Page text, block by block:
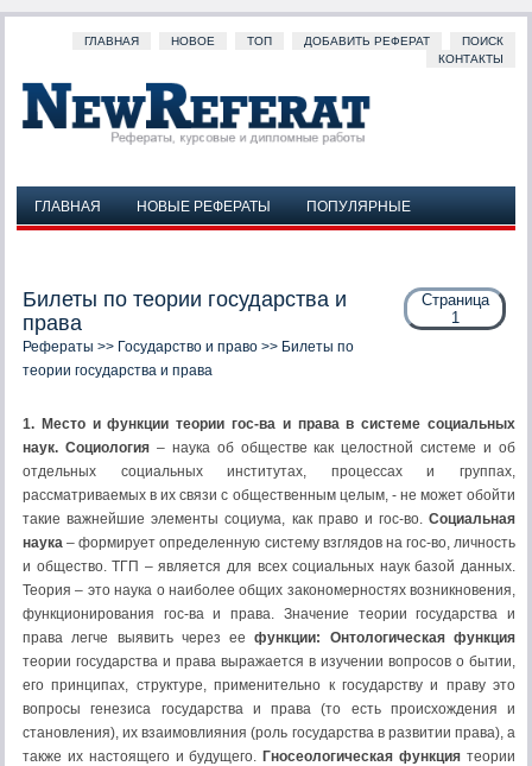
ГЛАВНАЯ НОВОЕ ТОП ДОБАВИТЬ РЕФЕРАТ
ПОИСК
КОНТАКТЫ
ГЛАВНАЯ НОВЫЕ РЕФЕРАТЫ
ПОПУЛЯРНЫЕ
Страница
1
Билеты по теории государства и
права
Рефераты >> Государство и право >> Билеты по
теории государства и права
1. Место и функции теории гос-ва и права в системе социальных
наук. Социология– наука об обществе как целостной системе и об
отдельных социальных институтах, процессах и группах,
рассматриваемых в их связи с общественным целым, - не может обойти
такие важнейшие элементы социума, как право и гос-во. Социальная
наука – формирует определенную систему взглядов на гос-во, личность
и общество. ТГП – является для всех социальных наук базой данных.
Теория – это наука о наиболее общих закономерностях возникновения,
функционирования гос-ва и права. Значение теории государства и
права легче выявить через еефункции: Онтологическая функция
теории государства и права выражается в изуче­нии вопросов о бытии,
его принципах, структуре, применительно к госу­дарству и праву это
вопросы генезиса государства и права (то есть происхож­дения и
становления), их взаимовлияния (роль государства в развитии права), а
также их настоящего и будущего. Гносеологическая функция теории